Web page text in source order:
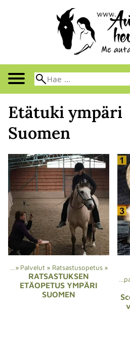
Etätuki ympäri
Suomen
‪» Palvelut ‪» Ratsastusopetus ‪»
RATSASTUKSEN
ETÄOPETUS YMPÄRI
SUOMEN